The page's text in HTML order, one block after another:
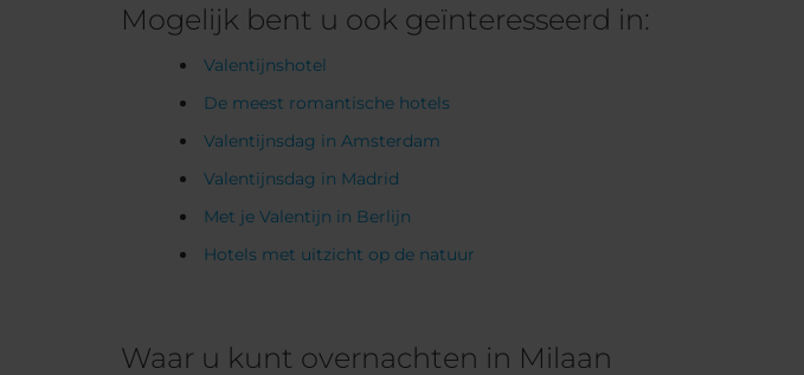
Mogelijk bent u ook geïnteresseerd in:
Valentijnshotel
De meest romantische hotels
Valentijnsdag in Amsterdam
Valentijnsdag in Madrid
Met je Valentijn in Berlijn
Hotels met uitzicht op de natuur
Waar u kunt overnachten in Milaan